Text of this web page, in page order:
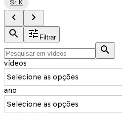
Sr. K
Filtrar
vídeos
Selecione as opções
ano
Selecione as opções